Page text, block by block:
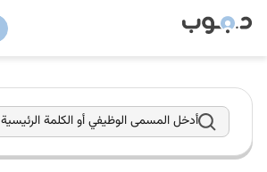
أدخل المسمى الوظيفي أو الكلمة الرئيسية